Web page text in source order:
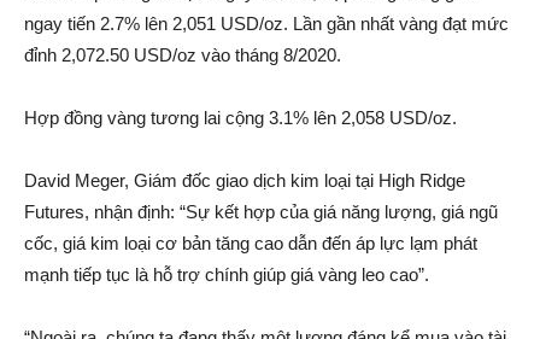
ngay tiến 2.7% lên 2,051 USD/oz. Lần gần nhất vàng đạt mức
đỉnh 2,072.50 USD/oz vào tháng 8/2020.
Hợp đồng vàng tương lai cộng 3.1% lên 2,058 USD/oz.
David Meger, Giám đốc giao dịch kim loại tại High Ridge
Futures, nhận định: “Sự kết hợp của giá năng lượng, giá ngũ
cốc, giá kim loại cơ bản tăng cao dẫn đến áp lực lạm phát
mạnh tiếp tục là hỗ trợ chính giúp giá vàng leo cao”.